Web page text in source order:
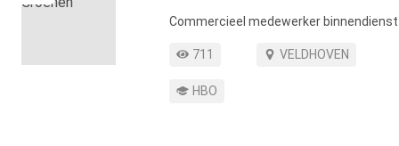
FunctieCommercieel medewerker binnendienst
Profiel weergaven
711
Werkgebied VELDHOVEN
Opleiding HBO